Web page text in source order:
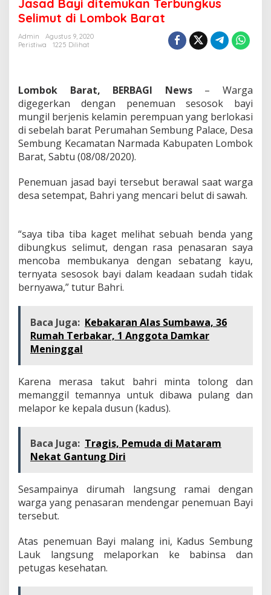
ditemukan
Terbungkus
Selimut
Jasad Bayi ditemukan Terbungkus
Selimut di Lombok Barat
Admin
Agustus 9, 2020
Peristiwa
1225 Dilihat
Lombok Barat, BERBAGI News– Warga
digegerkan dengan penemuan sesosok bayi
mungil berjenis kelamin perempuan yang berlokasi
di sebelah barat Perumahan Sembung Palace, Desa
Sembung Kecamatan Narmada Kabupaten Lombok
Barat, Sabtu (08/08/2020).
Penemuan jasad bayi tersebut berawal saat warga
desa setempat, Bahri yang mencari belut di sawah.
“saya tiba tiba kaget melihat sebuah benda yang
dibungkus selimut, dengan rasa penasaran saya
mencoba membukanya dengan sebatang kayu,
ternyata sesosok bayi dalam keadaan sudah tidak
bernyawa,” tutur Bahri.
Baca Juga: Kebakaran Alas Sumbawa, 36
Rumah Terbakar, 1 Anggota Damkar
Meninggal
Karena merasa takut bahri minta tolong dan
memanggil temannya untuk dibawa pulang dan
melapor ke kepala dusun (kadus).
Baca Juga: Tragis, Pemuda di Mataram
Nekat Gantung Diri
Sesampainya dirumah langsung ramai dengan
warga yang penasaran mendengar penemuan Bayi
tersebut.
Atas penemuan Bayi malang ini, Kadus Sembung
Lauk langsung melaporkan ke babinsa dan
petugas kesehatan.